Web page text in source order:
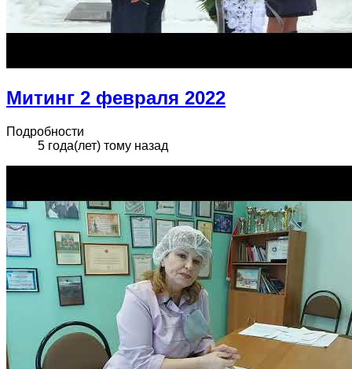
Митинг 2 февраля 2022
Подробности
5 года(лет) тому назад